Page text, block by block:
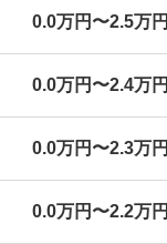
0.0万円〜2.5万円
0.0万円〜2.4万円
0.0万円〜2.3万円
0.0万円〜2.2万円